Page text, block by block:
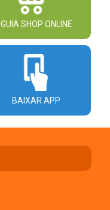
GUIA SHOP ONLINE
BAIXAR APP